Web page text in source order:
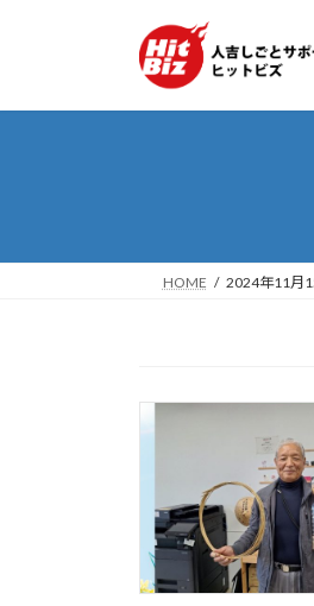
プ
動
HOME 2024年11月